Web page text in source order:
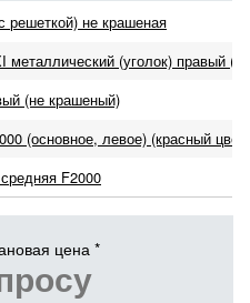
решеткой) не крашеная
(уголок) правый
(не крашеный)
(основное, левое) (красный цвет)
F2000
цена *